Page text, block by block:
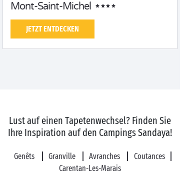
Mont-Saint-Michel
JETZT ENTDECKEN
Lust auf einen Tapetenwechsel? Finden Sie
Ihre Inspiration auf den Campings Sandaya!
Genêts Granville Avranches
Coutances
Carentan-Les-Marais